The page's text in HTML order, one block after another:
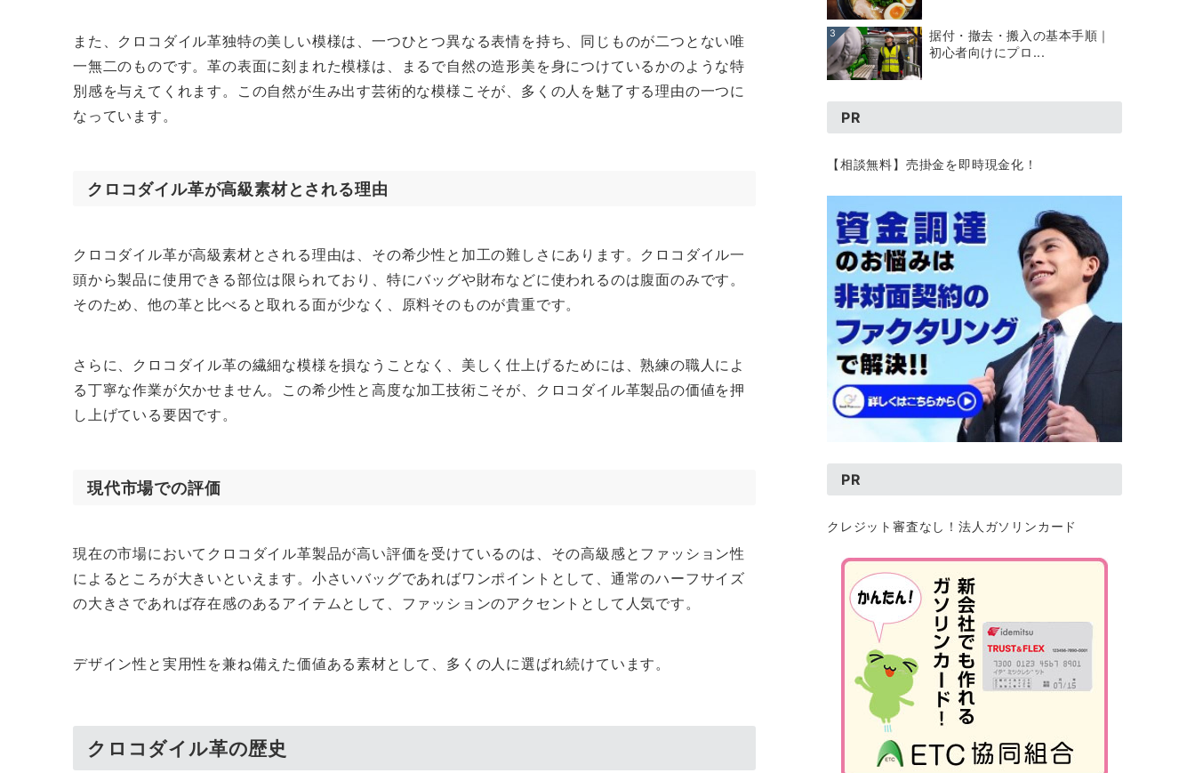
また、クロコダイル革独特の美しい模様は、一つひとつ異なる表情を持ち、同じものが二つとない唯
一無二のものです。革の表面に刻まれた模様は、まるで自然の造形美を身につけているかのような特
別感を与えてくれます。この自然が生み出す芸術的な模様こそが、多くの人を魅了する理由の一つに
なっています。
クロコダイル革が高級素材とされる理由
クロコダイル革が高級素材とされる理由は、その希少性と加工の難しさにあります。クロコダイル一
頭から製品に使用できる部位は限られており、特にバッグや財布などに使われるのは腹面のみです。
そのため、他の革と比べると取れる面が少なく、原料そのものが貴重です。
さらに、クロコダイル革の繊細な模様を損なうことなく、美しく仕上げるためには、熟練の職人によ
る丁寧な作業が欠かせません。この希少性と高度な加工技術こそが、クロコダイル革製品の価値を押
し上げている要因です。
現代市場での評価
現在の市場においてクロコダイル革製品が高い評価を受けているのは、その高級感とファッション性
によるところが大きいといえます。小さいバッグであればワンポイントとして、通常のハーフサイズ
の大きさであれば存在感のあるアイテムとして、ファッションのアクセントとして人気です。
デザイン性と実用性を兼ね備えた価値ある素材として、多くの人に選ばれ続けています。
クロコダイル革の歴史
3
据付・撤去・搬入の基本手順｜
初心者向けにプロ...
PR
【相談無料】売掛金を即時現金化！
PR
クレジット審査なし！法人ガソリンカード